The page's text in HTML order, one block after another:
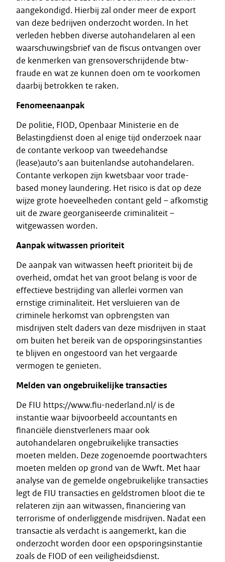
aangekondigd. Hierbij zal onder meer de export
van deze bedrijven onderzocht worden. In het
verleden hebben diverse autohandelaren al een
waarschuwingsbrief van de fiscus ontvangen over
de kenmerken van grensoverschrijdende btw-
fraude en wat ze kunnen doen om te voorkomen
daarbij betrokken te raken.
Fenomeenaanpak
De politie, FIOD, Openbaar Ministerie en de
Belastingdienst doen al enige tijd onderzoek naar
de contante verkoop van tweedehandse
(lease)auto’s aan buitenlandse autohandelaren.
Contante verkopen zijn kwetsbaar voor trade-
based money laundering. Het risico is dat op deze
wijze grote hoeveelheden contant geld – afkomstig
uit de zware georganiseerde criminaliteit –
witgewassen worden.
Aanpak witwassen prioriteit
De aanpak van witwassen heeft prioriteit bij de
overheid, omdat het van groot belang is voor de
effectieve bestrijding van allerlei vormen van
ernstige criminaliteit. Het versluieren van de
criminele herkomst van opbrengsten van
misdrijven stelt daders van deze misdrijven in staat
om buiten het bereik van de opsporingsinstanties
te blijven en ongestoord van het vergaarde
vermogen te genieten.
Melden van ongebruikelijke transacties
De FIU https://www.fiu-nederland.nl/ is de
instantie waar bijvoorbeeld accountants en
financiële dienstverleners maar ook
autohandelaren ongebruikelijke transacties
moeten melden. Deze zogenoemde poortwachters
moeten melden op grond van de Wwft. Met haar
analyse van de gemelde ongebruikelijke transacties
legt de FIU transacties en geldstromen bloot die te
relateren zijn aan witwassen, financiering van
terrorisme of onderliggende misdrijven. Nadat een
transactie als verdacht is aangemerkt, kan die
onderzocht worden door een opsporingsinstantie
zoals de FIOD of een veiligheidsdienst.